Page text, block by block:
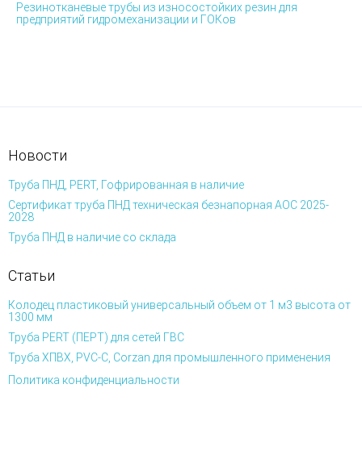
Резинотканевые трубы из износостойких резин для
предприятий гидромеханизации и ГОКов
Новости
Труба ПНД, PERT, Гофрированная в наличие
Сертификат труба ПНД техническая безнапорная АОС 2025-
2028
Труба ПНД в наличие со склада
Статьи
Колодец пластиковый универсальный объем от 1 м3 высота от
1300 мм
Труба PERT (ПЕРТ) для сетей ГВС
Труба ХПВХ, PVC-C, Corzan для промышленного применения
Политика конфиденциальности